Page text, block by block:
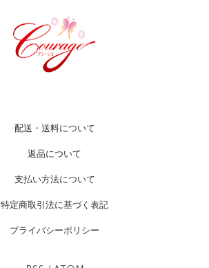
配送・送料について
返品について
支払い方法について
特定商取引法に基づく表記
プライバシーポリシー